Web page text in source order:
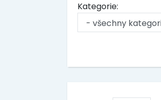
Kategorie: